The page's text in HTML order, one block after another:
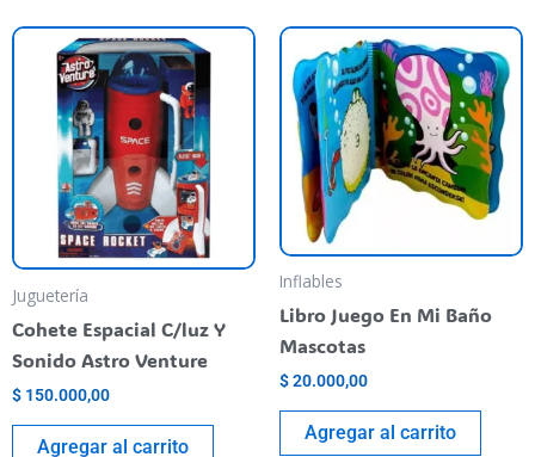
Juguetería
Cohete Espacial C/luz Y
Sonido Astro Venture
$ 150.000,00
Agregar al carrito
Inflables
Libro Juego En Mi Baño
Mascotas
$20.000,00
Agregar al carrito